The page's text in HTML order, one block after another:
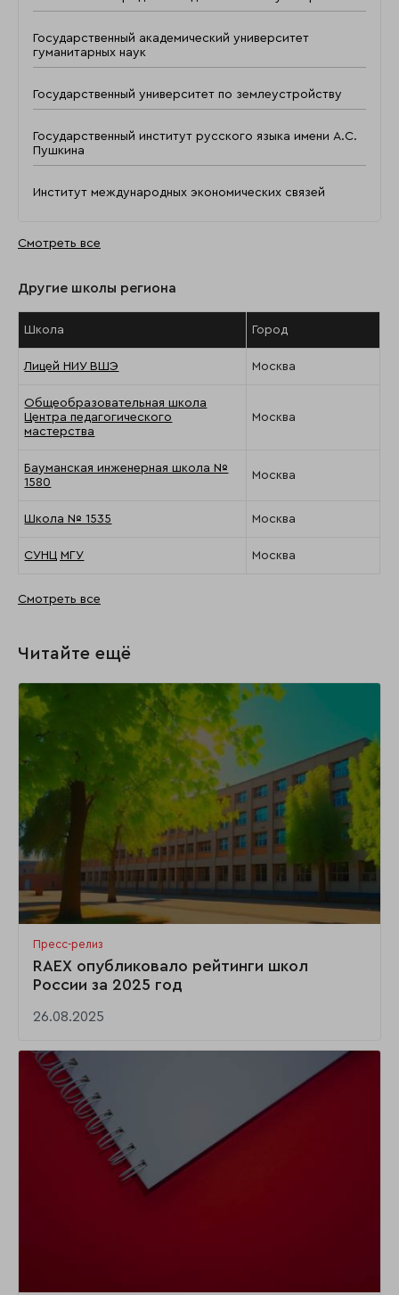
Государственный академический университет
гуманитарных наук
Государственный университет по землеустройству
Государственный институт русского языка имени А.С.
Пушкина
Институт международных экономических связей
Смотреть все
Другие школы региона
Школа Город
Лицей НИУ ВШЭ Москва
Общеобразовательная школа
Центра педагогического
мастерства
Москва
Бауманская инженерная школа №
1580
Москва
Школа № 1535 Москва
СУНЦ МГУ Москва
Смотреть все
Читайте ещё
Пресс-релиз
RAEX опубликовало рейтинги школ
России за 2025 год
26.08.2025